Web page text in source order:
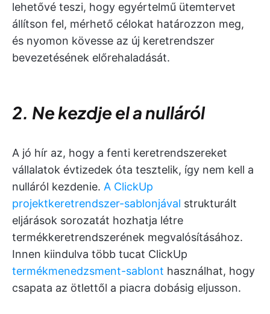
lehetővé teszi, hogy egyértelmű ütemtervet
állítson fel, mérhető célokat határozzon meg,
és nyomon kövesse az új keretrendszer
bevezetésének előrehaladását.
2. Ne kezdje el a nulláról
A jó hír az, hogy a fenti keretrendszereket
vállalatok évtizedek óta tesztelik, így nem kell a
nulláról kezdenie. A ClickUp
projektkeretrendszer-sablonjával strukturált
eljárások sorozatát hozhatja létre
termékkeretrendszerének megvalósításához.
Innen kiindulva több tucat ClickUp
termékmenedzsment-sablont használhat, hogy
csapata az ötlettől a piacra dobásig eljusson.